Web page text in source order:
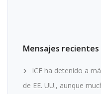
Mensajes recientes
ICE ha detenido a
de EE. UU., aunque